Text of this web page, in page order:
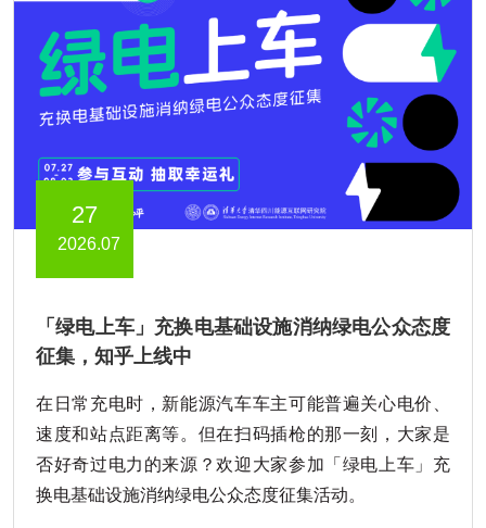
27
2026.07
「绿电上车」充换电基础设施消纳绿电公众态度
征集，知乎上线中
在日常充电时，新能源汽车车主可能普遍关心电价、
速度和站点距离等。但在扫码插枪的那一刻，大家是
否好奇过电力的来源？欢迎大家参加「绿电上车」充
换电基础设施消纳绿电公众态度征集活动。